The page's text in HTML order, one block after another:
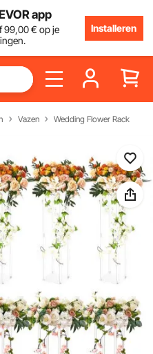
app
99,00€ op je
Installeren
Vazen Wedding Flower Rack